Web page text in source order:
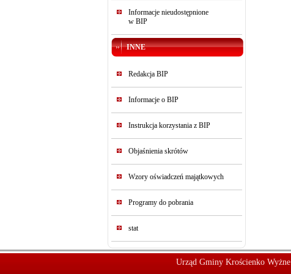
Informacje nieudostępnione
w BIP
INNE
Redakcja BIP
Informacje o BIP
Instrukcja korzystania z BIP
Objaśnienia skrótów
Wzory oświadczeń majątkowych
Programy do pobrania
stat
Urząd Gminy Krościenko Wyżne